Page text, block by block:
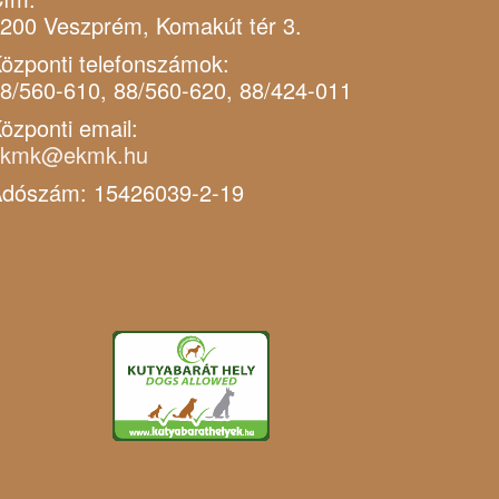
Veszprém, Komakút tér 3.
telefonszámok:
560-610, 88/560-620, 88/424-011
email:
15426039-2-19